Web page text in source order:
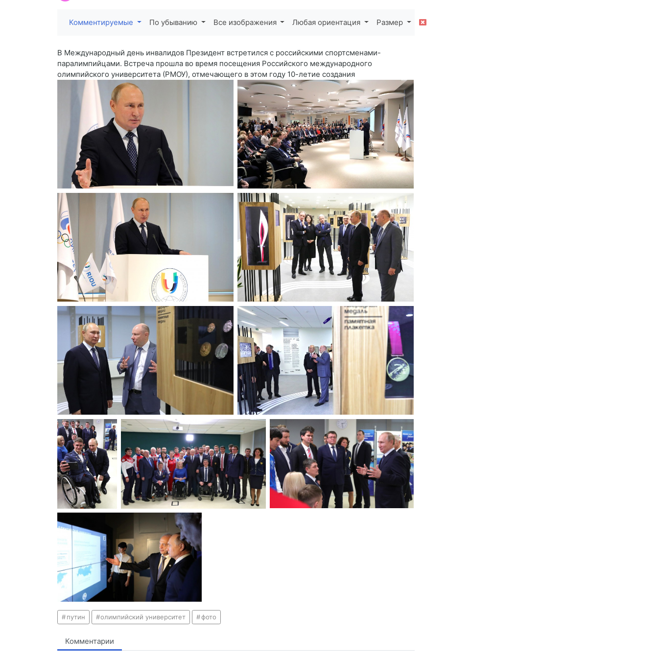
Комментируемые По убыванию Все изображения Любая ориентация Размер
В Международный день инвалидов Президент встретился с российскими спортсменами-
паралимпийцами. Встреча прошла во время посещения Российского международного
олимпийского университета (РМОУ), отмечающего в этом году 10-летие создания
путин олимпийский университет фото
Комментарии